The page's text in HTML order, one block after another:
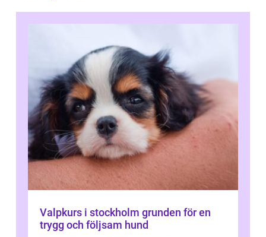
Valpkurs i stockholm grunden för en
trygg och följsam hund